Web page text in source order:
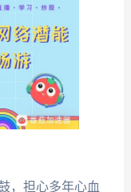
，担心多年心血